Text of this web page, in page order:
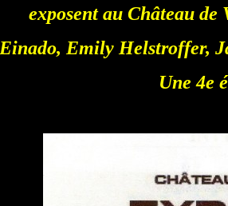
exposent au Château
Einado, Emily Helstroffer,
Une 4e